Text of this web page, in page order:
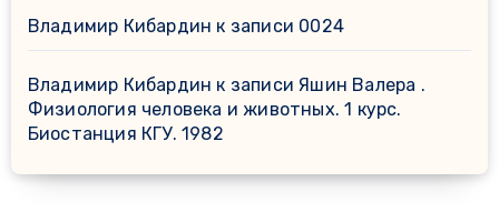
Владимир Кибардин к записи 0024
Владимир Кибардин к записиЯшин Валера .
Физиология человека и животных. 1 курс.
Биостанция КГУ. 1982